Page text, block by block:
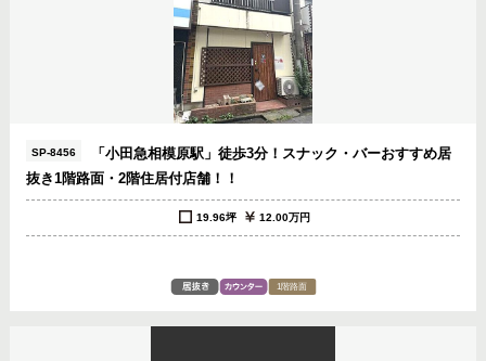
SP-8456
「小田急相模原駅」徒歩3分！スナック・バーおすすめ居
抜き1階路面・2階住居付店舗！！
19.96坪 12.00万円